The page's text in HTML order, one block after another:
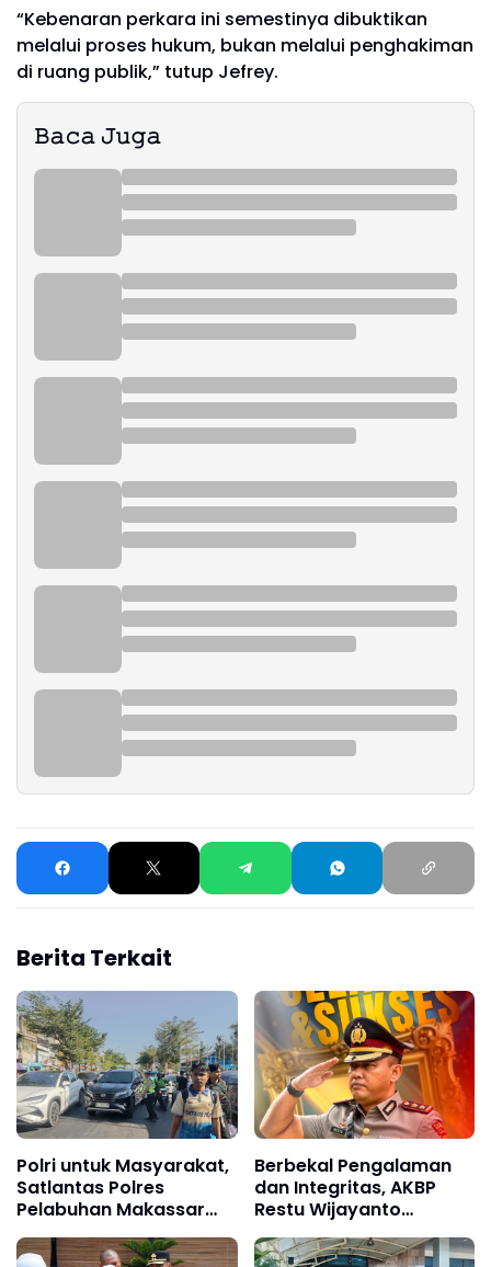
“Kebenaran perkara ini semestinya dibuktikan
melalui proses hukum, bukan melalui penghakiman
di ruang publik,” tutup Jefrey.
𝙱𝚊𝚌𝚊 𝙹𝚞𝚐𝚊
Berita Terkait
Polri untuk Masyarakat,
Satlantas Polres
Pelabuhan Makassar
Kawal Arus Penumpang
Kapal Sandar
Berbekal Pengalaman
dan Integritas, AKBP
Restu Wijayanto
Mengemban Amanah
Baru di Divhubinter Polri